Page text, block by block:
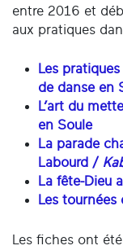
entre 2016 et
aux pratiques
Les
de danse en
L’art du
en Soule
La parade
Labourd /
La fête-Dieu
Les
Les fiches ont